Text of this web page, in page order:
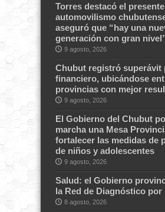
Torres destacó el
automovilismo
aseguró que “hay una
generación con gran
9 agosto, 2026
Chubut registró superávit
financiero, ubicándose
provincias con mejor
9 agosto, 2026
El Gobierno del Chubut
marcha una Mesa
fortalecer las medidas de
de niños y adolescentes
9 agosto, 2026
Salud: el Gobierno
la Red de Diagnóstico por
8 agosto, 2026